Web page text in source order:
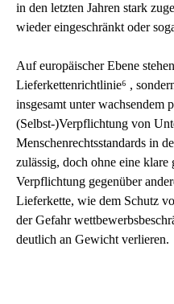
in den letzten Jahren stark
wieder eingeschränkt oder
Auf europäischer Ebene
Lieferkettenrichtlinie⁶ ,
insgesamt unter
(Selbst-)Verpflichtung von
Menschenrechtsstandards in
zulässig, doch ohne eine
Verpflichtung gegenüber
Lieferkette, wie dem Schutz
der Gefahr
deutlich an Gewicht verlieren.